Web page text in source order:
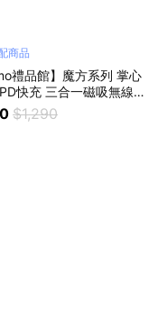
商品
禮品館】魔方系列 掌心
快充 三合一磁吸無線充
源5000mAh
$1,290